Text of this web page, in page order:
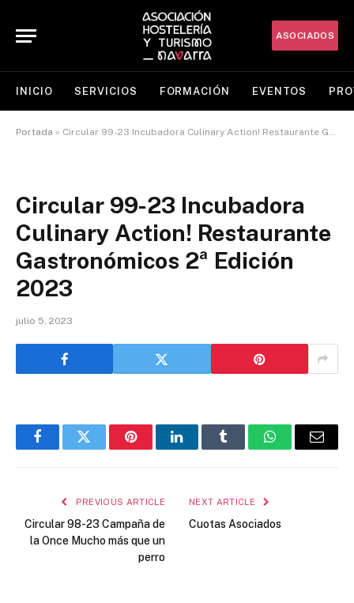
ASOCIADOS
INICIO SERVICIOS FORMACIÓN EVENTOS
Portada » Circular 99-23 Incubadora Culinary Action! Restaurante Gastronómicos 2ª Edición 2023
Circular 99-23 Incubadora
Culinary Action! Restaurante
Gastronómicos 2ª Edición
2023
julio 5, 2023
FacebookTwitter PinterestLinkedInTumblr WhatsAppEmail
PREVIOUS ARTICLE
Circular 98-23 Campaña de
la Once Mucho más que un
perro
NEXT ARTICLE
Cuotas Asociados